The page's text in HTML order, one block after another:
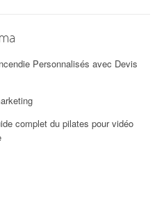
Personnalisés avec Devis
complet du pilates pour vidéo